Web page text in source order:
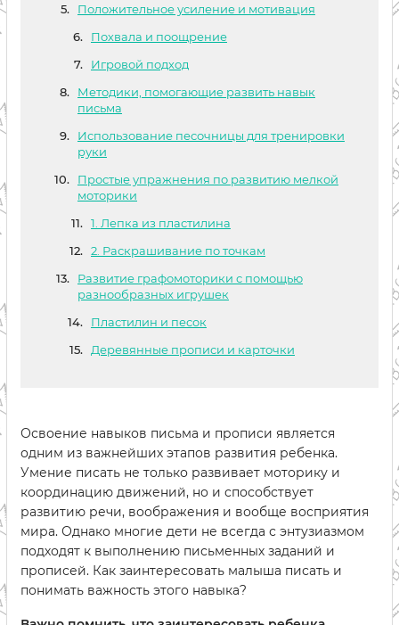
Положительное усиление и мотивация
Похвала и поощрение
Игровой подход
Методики, помогающие развить навык
письма
Использование песочницы для тренировки
руки
Простые упражнения по развитию мелкой
моторики
1. Лепка из пластилина
2. Раскрашивание по точкам
Развитие графомоторики с помощью
разнообразных игрушек
Пластилин и песок
Деревянные прописи и карточки
Освоение навыков письма и прописи является
одним из важнейших этапов развития ребенка.
Умение писать не только развивает моторику и
координацию движений, но и способствует
развитию речи, воображения и вообще восприятия
мира. Однако многие дети не всегда с энтузиазмом
подходят к выполнению письменных заданий и
прописей. Как заинтересовать малыша писать и
понимать важность этого навыка?